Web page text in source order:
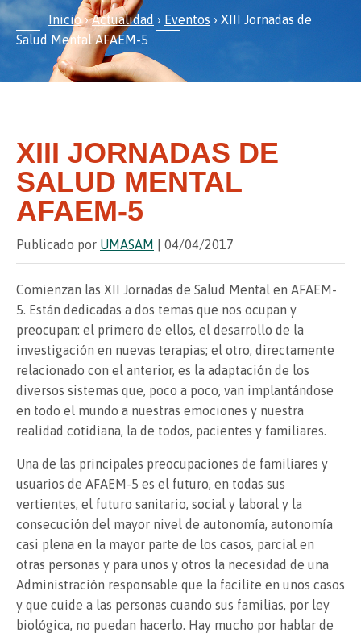
Inicio›Actualidad › Eventos › XIII Jornadas de
Salud Mental AFAEM-5
XIII JORNADAS DE
SALUD MENTAL
AFAEM-5
Publicado por UMASAM | 04/04/2017
Comienzan las XII Jornadas de Salud Mental en AFAEM-
5. Están dedicadas a dos temas que nos ocupan y
preocupan: el primero de ellos, el desarrollo de la
investigación en nuevas terapias; el otro, directamente
relacionado con el anterior, es la adaptación de los
diversos sistemas que, poco a poco, van implantándose
en todo el mundo a nuestras emociones y nuestra
realidad cotidiana, la de todos, pacientes y familiares.
Una de las principales preocupaciones de familiares y
usuarios de AFAEM-5 es el futuro, en todas sus
vertientes, el futuro sanitario, social y laboral y la
consecución del mayor nivel de autonomía, autonomía
casi plena en la mayor parte de los casos, parcial en
otras personas y para unos y otros la necesidad de una
Administración responsable que la facilite en unos casos
y que cuide a las personas cuando sus familias, por ley
biológica, no puedan hacerlo. Hay mucho por hablar de